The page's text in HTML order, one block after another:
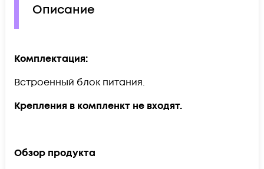
Описание
Комплектация:
Встроенный блок питания.
Крепления в компленкт не входят.
Обзор продукта